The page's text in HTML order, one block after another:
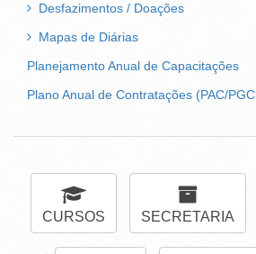
Desfazimentos / Doações
Mapas de Diárias
Planejamento Anual de Capacitações
Plano Anual de Contratações (PAC/PGC
CURSOS SECRETARIA